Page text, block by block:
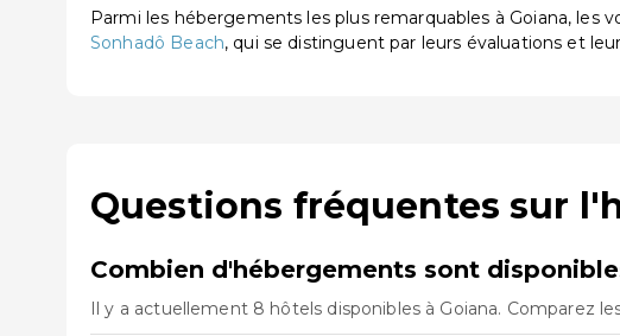
Parmi les hébergements les plus remarquables à Goiana,
Sonhadô Beach, qui se distinguent par leurs évaluations et
Questions fréquentes sur
Combien d'hébergements sont
Il y a actuellement 8 hôtels disponibles à Goiana. Comparez